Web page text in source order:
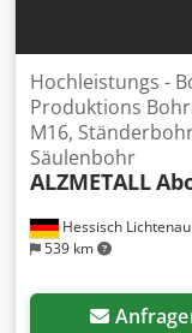
Hessisch Lichtenau
539 km
Hochleistungs -
Produktions
M16,
Säulenbohr
ALZMETALL